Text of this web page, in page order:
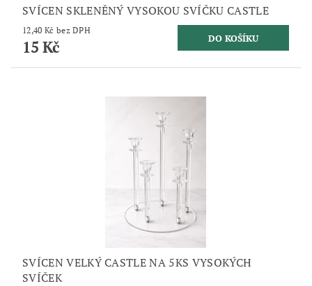
SVÍCEN SKLENĚNÝ VYSOKOU SVÍČKU CASTLE
12,40 Kč bez DPH
15 Kč
SVÍCEN VELKÝ CASTLE NA 5KS VYSOKÝCH
SVÍČEK